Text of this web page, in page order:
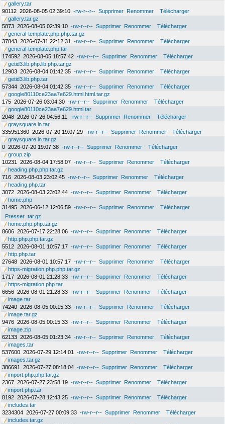
gallery.tar
90112 2026-08-05 02:39:10 -rw-r--r-- Supprimer Renommer
Télécharger
gallery.tar.gz
5873 2026-08-05 02:39:10 -rw-r--r-- Supprimer Renommer
Télécharger
general-template.php.php.tar.gz
37843 2026-07-31 22:12:31 -rw-r--r-- Supprimer Renommer
Télécharger
general-template.php.tar
174592 2026-08-05 18:57:42 -rw-r--r-- Supprimer Renommer
Télécharger
getid3.lib.php.lib.php.tar.gz
12903 2026-08-04 01:42:35 -rw-r--r-- Supprimer Renommer
Télécharger
getid3.lib.php.tar
57344 2026-08-04 01:42:35 -rw-r--r-- Supprimer Renommer
Télécharger
google80110ce23aa7e629.html.html.tar.gz
175 2026-07-26 03:04:30 -rw-r--r-- Supprimer Renommer
Télécharger
google80110ce23aa7e629.html.tar
2048 2026-07-26 04:56:11 -rw-r--r-- Supprimer Renommer
Télécharger
graysquare.in.tar
335951360 2026-07-20 19:07:29 -rw-r--r-- Supprimer Renommer
Télécharger
graysquare.in.tar.gz
0 2026-07-20 19:07:38 -rw-r--r-- Supprimer Renommer
Télécharger
group.zip
10231
2026-08-04 17:58:07 -rw-r--r-- Supprimer Renommer
Télécharger
heading.php.php.tar.gz
716 2026-08-03 23:02:45 -rw-r--r-- Supprimer Renommer
Télécharger
heading.php.tar
3072 2026-08-03 23:02:44 -rw-r--r-- Supprimer Renommer
Télécharger
home.php
31495 2026-06-12 12:06:59 -rw-r--r-- Supprimer Renommer
Télécharger
Presser .tar.gz
home.php.php.tar.gz
8606 2026-07-17 22:28:06 -rw-r--r-- Supprimer Renommer
Télécharger
http.php.php.tar.gz
5512 2026-08-01 10:57:17 -rw-r--r-- Supprimer Renommer
Télécharger
http.php.tar
27648 2026-08-01 10:57:17 -rw-r--r-- Supprimer Renommer
Télécharger
https-migration.php.php.tar.gz
1717 2026-08-01 21:28:33 -rw-r--r-- Supprimer Renommer
Télécharger
https-migration.php.tar
6656 2026-08-01 21:28:33 -rw-r--r-- Supprimer Renommer
Télécharger
image.tar
74240 2026-08-05 00:15:33 -rw-r--r-- Supprimer Renommer
Télécharger
image.tar.gz
9476 2026-08-05 00:15:33 -rw-r--r-- Supprimer Renommer
Télécharger
image.zip
62133 2026-08-05 01:23:34 -rw-r--r-- Supprimer Renommer
Télécharger
images.tar
537600 2026-07-29 12:14:01 -rw-r--r-- Supprimer Renommer
Télécharger
images.tar.gz
386691
2026-07-27 08:18:04 -rw-r--r-- Supprimer Renommer
Télécharger
import.php.php.tar.gz
2367 2026-07-27 23:58:19 -rw-r--r-- Supprimer Renommer
Télécharger
import.php.tar
8192 2026-07-28 12:43:25 -rw-r--r-- Supprimer Renommer
Télécharger
includes.tar
3234304 2026-07-27 00:09:33 -rw-r--r-- Supprimer Renommer
Télécharger
includes.tar.gz